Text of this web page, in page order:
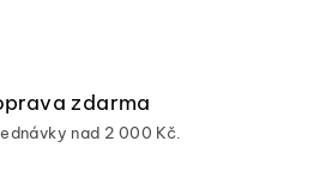
zdarma
nad 2 000 Kč.